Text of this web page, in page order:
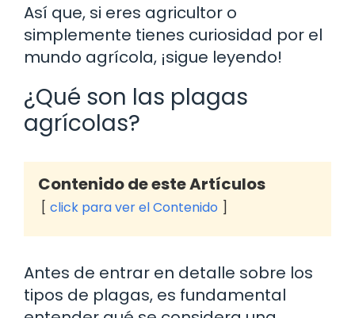
Así que, si eres agricultor o
simplemente tienes curiosidad por el
mundo agrícola, ¡sigue leyendo!
¿Qué son las plagas
agrícolas?
Contenido de este Artículos
click para ver el Contenido
Antes de entrar en detalle sobre los
tipos de plagas, es fundamental